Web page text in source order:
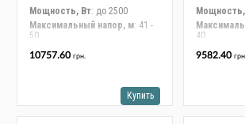
Мощность, Вт: до 2500
Максимальный напор, м: 41 -
50
Максимальная
производительность, м³/час
Максимальный размер
10757.60 грн.
Купить
40
9582.40